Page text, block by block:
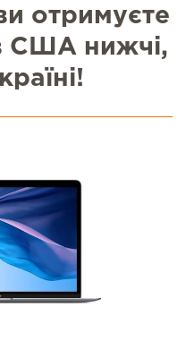
отримуєте
США нижчі,